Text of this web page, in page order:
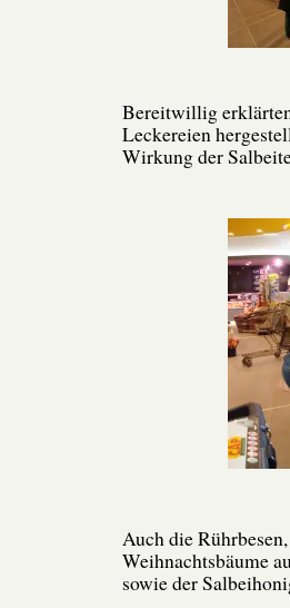
Bereitwillig
Leckereien
Wirkung der
Auch die
Weihnachtsbäume
sowie der